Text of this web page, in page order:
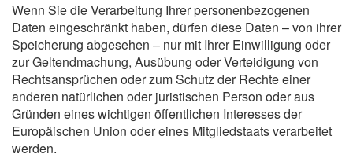
Wenn Sie die Verarbeitung Ihrer personenbezogenen
Daten eingeschränkt haben, dürfen diese Daten – von ihrer
Speicherung abgesehen – nur mit Ihrer Einwilligung oder
zur Geltendmachung, Ausübung oder Verteidigung von
Rechtsansprüchen oder zum Schutz der Rechte einer
anderen natürlichen oder juristischen Person oder aus
Gründen eines wichtigen öffentlichen Interesses der
Europäischen Union oder eines Mitgliedstaats verarbeitet
werden.